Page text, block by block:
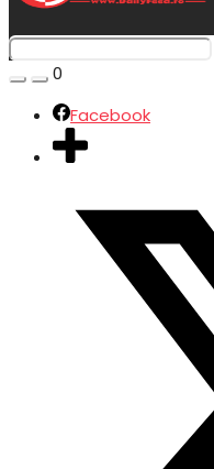
0
Facebook